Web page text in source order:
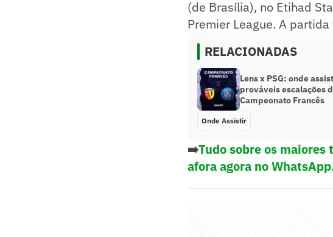
(de Brasília), no Etihad
Premier League. A
RELACIONADAS
Lens x PSG: onde
prováveis escalações
Campeonato Francês
Onde Assistir
➡️Tudo sobre os
afora agora no